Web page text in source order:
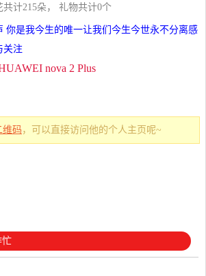
计215朵， 礼物共计0个
你是我今生的唯一让我们今生今世永不分离感
关注
nova 2 Plus
维码 ，可以直接访问他的个人主页呢~
忙